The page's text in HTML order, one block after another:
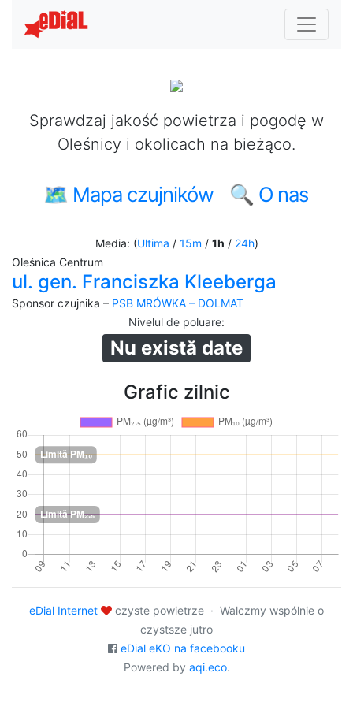
Sprawdzaj jakość powietrza i pogodę w
Oleśnicy i okolicach na bieżąco.
🗺 Mapa czujników 🔍 O nas
Media: (Ultima / 15m / 1h / 24h)
Oleśnica Centrum
ul. gen. Franciszka Kleeberga
Sponsor czujnika – PSB MRÓWKA – DOLMAT
Nivelul de poluare:
Nu există date
Grafic zilnic
eDial Internet
czyste powietrze · Walczmy wspólnie o
czystsze jutro
eDial eKO na facebooku
Powered by aqi.eco.